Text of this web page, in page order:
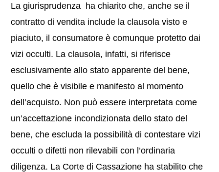
La giurisprudenza ha chiarito che, anche se il
contratto di vendita include la clausola visto e
piaciuto, il consumatore è comunque protetto dai
vizi occulti. La clausola, infatti, si riferisce
esclusivamente allo stato apparente del bene,
quello che è visibile e manifesto al momento
dell’acquisto. Non può essere interpretata come
un’accettazione incondizionata dello stato del
bene, che escluda la possibilità di contestare vizi
occulti o difetti non rilevabili con l’ordinaria
diligenza. La Corte di Cassazione ha stabilito che